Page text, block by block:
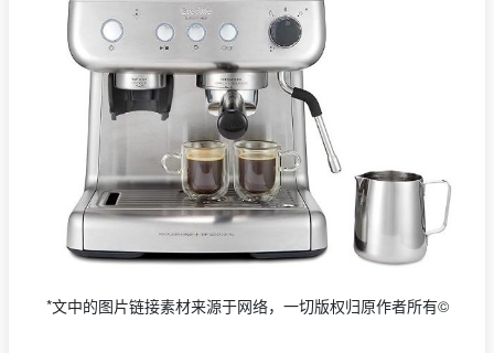
*文中的图片链接素材来源于网络，一切版权归原作者所有©